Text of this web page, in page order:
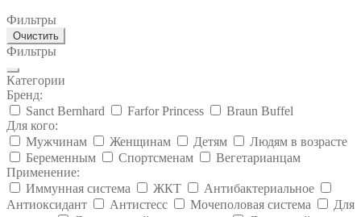
Фильтры
Очистить
Фильтры
Категории
Бренд:
Sanct Bernhard
Farfor Princess
Braun Buffel
Для кого:
Мужчинам
Женщинам Детям
Людям в возрасте
Беременным
Спортсменам
Вегетарианцам
Применение:
Иммунная система
ЖКТ
Антибактериальное
Антиоксидант
Антистесс Мочеполовая система
Для